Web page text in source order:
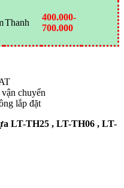
Thanh
400.000-
700.000
chuyển
lắp đặt
LT-TH25 , LT-TH06 , LT-